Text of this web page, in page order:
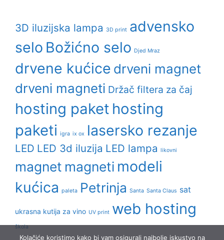
3D iluzijska lampa 3D print advensko
selo Božićno selo Djed Mraz
drvene kućice drveni magnet
drveni magneti Držač filtera za čaj
hosting paket hosting
paketi igra ix ox lasersko rezanje
LED LED 3d iluzija LED lampa likovni
magnet magneti modeli
kućica paleta Petrinja Santa Santa Claus sat
ukrasna kutija za vino UV print web hosting
škola
Kolačiće koristimo kako bi vam osigurali najbolje iskustvo na